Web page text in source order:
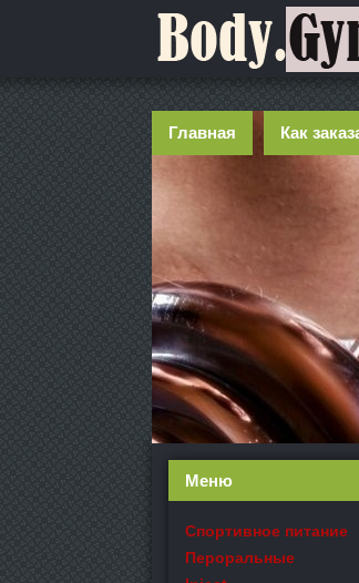
Главная Как
Меню
Спортивное питание
Пероральные